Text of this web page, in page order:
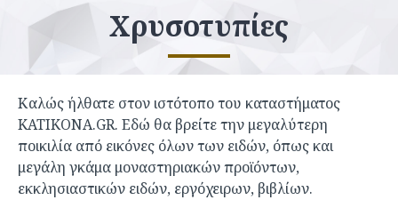
Χρυσοτυπίες
Καλώς ήλθατε στον ιστότοπο του καταστήματος
KATIKONA.GR. Εδώ θα βρείτε την μεγαλύτερη
ποικιλία από εικόνες όλων των ειδών, όπως και
μεγάλη γκάμα μοναστηριακών προϊόντων,
εκκλησιαστικών ειδών, εργόχειρων, βιβλίων.